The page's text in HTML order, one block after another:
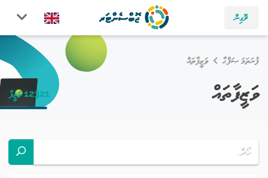
ލޮގިން
ފުރަތަމަ ޞަފްޙާ ވަޒީފާތައް
ވަޒީފާތައް 12321 ވަޒީފާ